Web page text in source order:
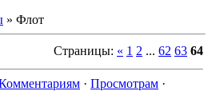
» Флот
Страницы: « 1 2 ... 62 63 64
· Просмотрам ·